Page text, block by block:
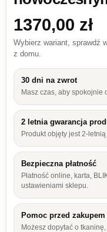
1370,00 zł
Wybierz wariant, sprawdź
z domu.
30 dni na zwrot
Masz czas, aby spokojnie
2 letnia gwarancja
Produkt objęty jest 2-
Bezpieczna płatność
Płatność online, karta,
ustawieniami sklepu.
Pomoc przed zakupem
Możesz dopytać o